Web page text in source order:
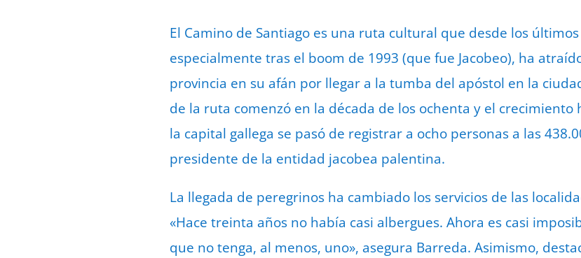
El Camino de Santiago es una ruta cultural que desde los últimos
especialmente tras el boom de 1993 (que fue Jacobeo), ha
provincia en su afán por llegar a la tumba del apóstol en la
de la ruta comenzó en la década de los ochenta y el
la capital gallega se pasó de registrar a ocho personas a las
presidente de la entidad jacobea palentina.
La llegada de peregrinos ha cambiado los servicios de las
«Hace treinta años no había casi albergues. Ahora es casi
que no tenga, al menos, uno», asegura Barreda. Asimismo,